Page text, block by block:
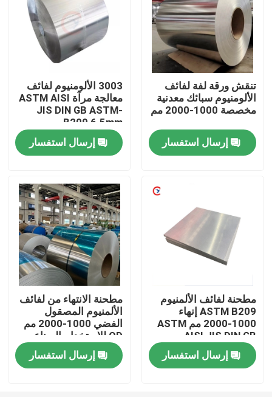
مسكن
منتجات
معلومات عنا
مراقبة الجودة
اطلب اقتباس
صفائح الألمنيوم المعدنية
تنقش ورقة لفة لفائف
الألومنيوم سبائك معدنية
مخصصة 1000-2000 مم
إرسال استفسار
3003 الألومنيوم لفائف
معالجة مرآة ASTM AISI
JIS DIN GB ASTM-
B209 6.5mm
إرسال استفسار
مطحنة لفائف الألمنيوم
ASTM B209 إنهاء
1000-2000 مم ASTM
AISI JIS DIN GB
إرسال استفسار
مطحنة الانتهاء من لفائف
الألمنيوم المصقول
الفضي 1000-2000 مم
OD للاستخدام الصناعي
إرسال استفسار